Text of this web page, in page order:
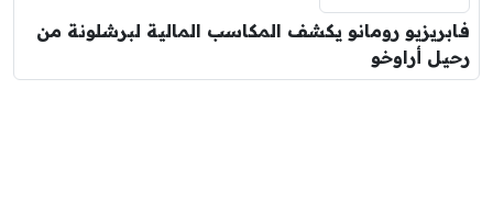
فابريزيو رومانو يكشف المكاسب المالية لبرشلونة من
رحيل أراوخو